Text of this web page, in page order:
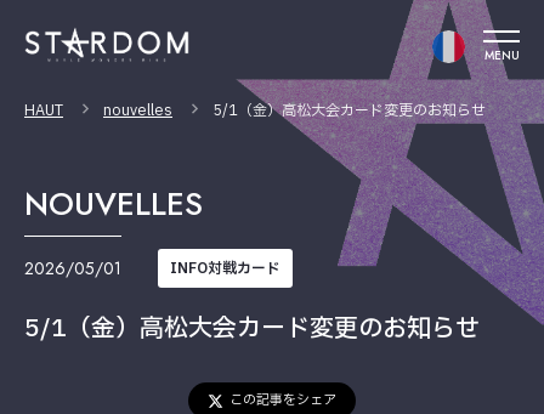
MENU
HAUT nouvelles 5/1（金）高松大会カード変更のお知らせ
NOUVELLES
2026/05/01 INFO対戦カード
5/1（金）高松大会カード変更のお知らせ
この記事をシェア